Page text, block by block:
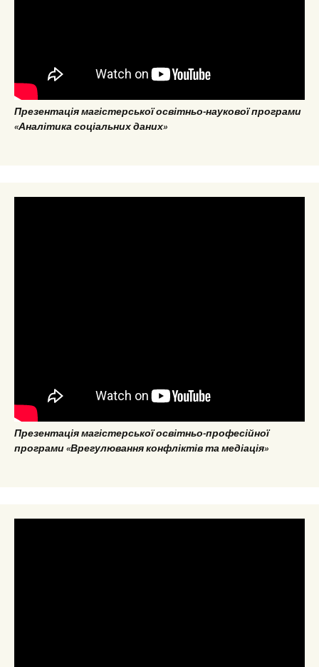
Презентація магістерської освітньо-наукової програми
«Аналітика соціальних даних»
Презентація магістерської освітньо-професійної
програми «Врегулювання конфліктів та медіація»